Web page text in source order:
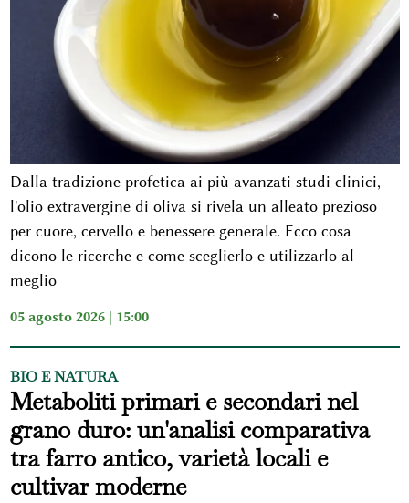
Dalla tradizione profetica ai più avanzati studi clinici,
l'olio extravergine di oliva si rivela un alleato prezioso
per cuore, cervello e benessere generale. Ecco cosa
dicono le ricerche e come sceglierlo e utilizzarlo al
meglio
05 agosto 2026 | 15:00
BIO E NATURA
Metaboliti primari e secondari nel
grano duro: un'analisi comparativa
tra farro antico, varietà locali e
cultivar moderne